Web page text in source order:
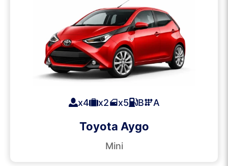
x4 x2 x5 B A
Toyota Aygo
Mini